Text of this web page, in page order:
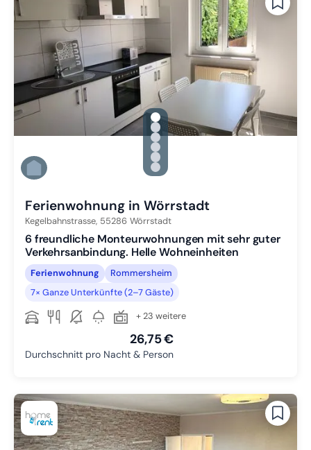
gallery.slide_selector
Zu Slide 1 wechseln
Zu Slide 2 wechseln
Zu Slide 3 wechseln
Zu Slide 4 wechseln
Zu Slide 5 wechseln
Zu Slide 6 wechseln
Ferienwohnung in Wörrstadt
Kegelbahnstrasse, 55286 Wörrstadt
6 freundliche Monteurwohnungen mit sehr guter
Verkehrsanbindung. Helle Wohneinheiten
Ferienwohnung
Rommersheim
7× Ganze Unterkünfte (2–7 Gäste)
+ 23 weitere
26,75 €
Durchschnitt pro Nacht & Person